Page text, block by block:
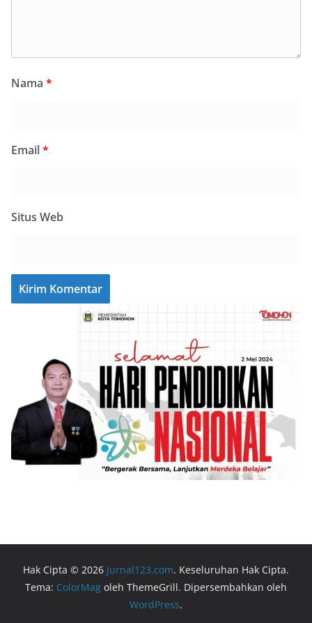
Nama *
Email*
Situs Web
Hak Cipta © 2026 Jurnal123.com. Keseluruhan Hak Cipta.
Tema: ColorMag oleh ThemeGrill. Dipersembahkan oleh
WordPress.